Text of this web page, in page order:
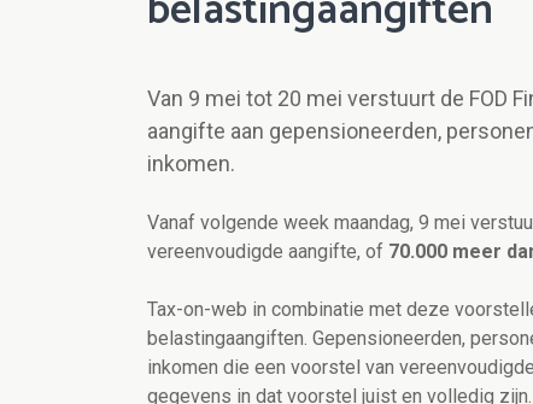
Van 9 mei tot 20 mei verstuurt de FOD
aangifte aan gepensioneerden,
inkomen.
Vanaf volgende week maandag, 9 mei
vereenvoudigde aangifte, of 70.000 meer
Tax-on-web in combinatie met deze
belastingaangiften. Gepensioneerden,
inkomen die een voorstel van
gegevens in dat voorstel juist en volledig